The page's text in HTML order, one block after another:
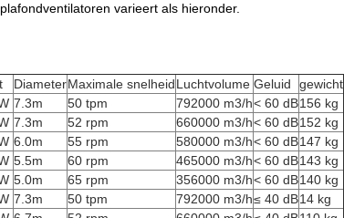
varieert als hieronder.
DiameterMaximale snelheidLuchtvolume Geluid
gewicht
7.3m 50 tpm 792000 m3/h< 60 dB156 kg
7.3m 52 rpm 660000 m3/h< 60 dB152 kg
6.0m 55 rpm 580000 m3/h< 60 dB147 kg
5.5m 60 rpm 465000 m3/h< 60 dB143 kg
5.0m 65 rpm 356000 m3/h< 60 dB140 kg
7.3m 50 tpm 792000 m3/h≤ 40 dB14 kg